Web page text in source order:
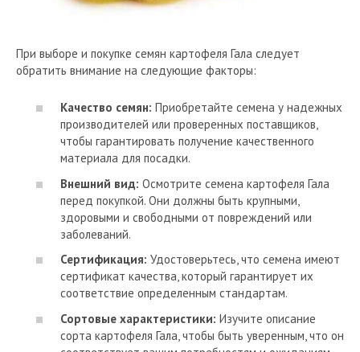
При выборе и покупке семян картофеля Гала следует
обратить внимание на следующие факторы:
Качество семян: Приобретайте семена у надежных
производителей или проверенных поставщиков,
чтобы гарантировать получение качественного
материала для посадки.
Внешний вид: Осмотрите семена картофеля Гала
перед покупкой. Они должны быть крупными,
здоровыми и свободными от повреждений или
заболеваний.
Сертификация: Удостоверьтесь, что семена имеют
сертификат качества, который гарантирует их
соответствие определенным стандартам.
Сортовые характеристики: Изучите описание
сорта картофеля Гала, чтобы быть уверенным, что он